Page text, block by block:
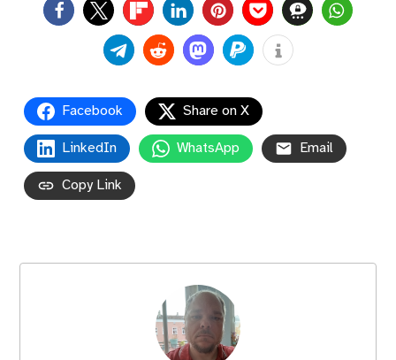
0
Facebook Share on X
LinkedIn WhatsApp Email
Copy Link